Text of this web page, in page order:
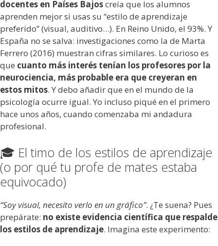
docentes en Países Bajoscreía que los alumnos
aprenden mejor si usas su “estilo de aprendizaje
preferido” (visual, auditivo…). En Reino Unido, el 93%. Y
España no se salva: investigaciones como la de Marta
Ferrero (2016) muestran cifras similares. Lo curioso es
que cuanto más interés tenían los profesores por la
neurociencia, más probable era que creyeran en
estos mitos. Y debo añadir que en el mundo de la
psicología ocurre igual. Yo incluso piqué en el primero
hace unos años, cuando comenzaba mi andadura
profesional.
🎓 El timo de los estilos de aprendizaje
(o por qué tu profe de mates estaba
equivocado)
“Soy visual, necesito verlo en un gráfico”. ¿Te suena? Pues
prepárate: no existe evidencia científica que respalde
los estilos de aprendizaje. Imagina este experimento: